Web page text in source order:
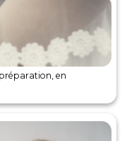
en